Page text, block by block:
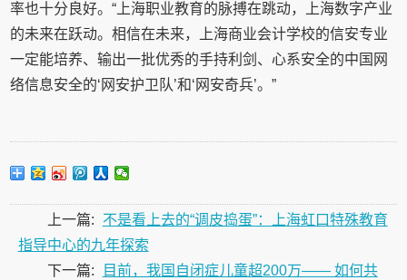
率也十分良好。“上海职业教育的脉搏在跳动，上海数字产业
的未来在跃动。相信在未来，上海商业会计学校的信安专业
一定能培养、输出一批优秀的手持利剑、心系安全的中国网
络信息安全的‘网安护卫队’和‘网安奇兵’。”
上一篇:
不是看上去的“调皮捣蛋”：上海虹口特殊教育
指导中心的九年探索
下一篇:
目前，我国自闭症儿童超200万—— 如何共